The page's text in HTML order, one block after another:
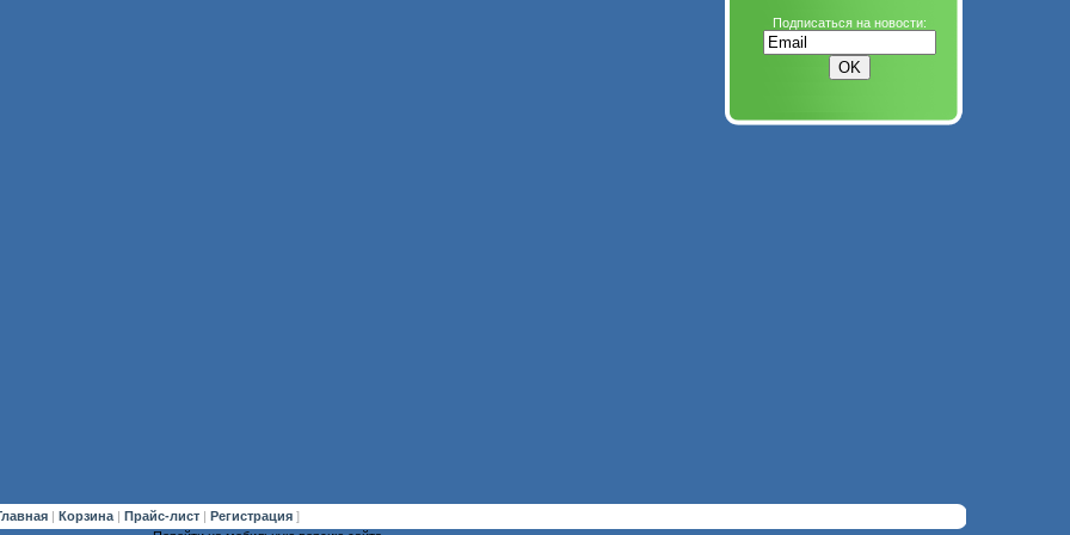
Подписаться на новости:
| Корзина | Прайс-лист | Регистрация ]